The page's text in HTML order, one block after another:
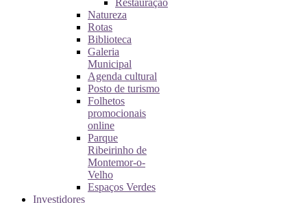
Restauração
Natureza
Rotas
Biblioteca
Galeria
Municipal
Agenda cultural
Posto de turismo
Folhetos
promocionais
online
Parque
Ribeirinho de
Montemor-o-
Velho
Espaços Verdes
Investidores